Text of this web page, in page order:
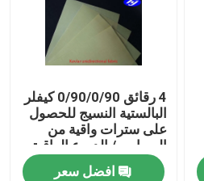
4 رقائق 0/90/0/90 كيفلر
البالستية النسيج للحصول
على سترات واقية من
الرصاص / الدروع الواقية
للبدن
افضل سعر